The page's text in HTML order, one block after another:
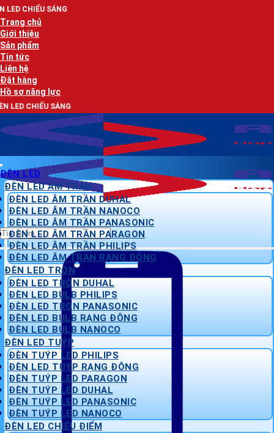
Bỏ
qua
nội
dung
Trang chủ
Giới thiệu
Sản phẩm
Tin tức
Liên hệ
Đặt hàng
Hồ sơ năng lực
Tìm
kiếm:
ĐÈN LED
ĐÈN LED ÂM TRẦN
ĐÈN LED ÂM TRẦN DUHAL
ĐÈN LED ÂM TRẦN NANOCO
ĐÈN LED ÂM TRẦN PANASONIC
ĐÈN LED ÂM TRẦN PARAGON
ĐÈN LED ÂM TRẦN PHILIPS
ĐÈN LED ÂM TRẦN RẠNG ĐÔNG
ĐÈN LED TRÒN
ĐÈN LED TRÒN DUHAL
ĐÈN LED BULB PHILIPS
ĐÈN LED TRÒN PANASONIC
ĐÈN LED BULB RẠNG ĐÔNG
ĐÈN LED BULB NANOCO
ĐÈN LED TUÝP
ĐÈN TUÝP LED PHILIPS
ĐÈN LED TUÝP RẠNG ĐÔNG
ĐÈN TUÝP LED PARAGON
ĐÈN TUÝP LED DUHAL
ĐÈN TUÝP LED PANASONIC
ĐÈN TUÝP LED NANOCO
ĐÈN LED CHIẾU ĐIỂM